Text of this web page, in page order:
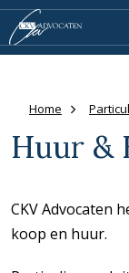
Home
Huur &
CKV Advocaten
koop en huur.